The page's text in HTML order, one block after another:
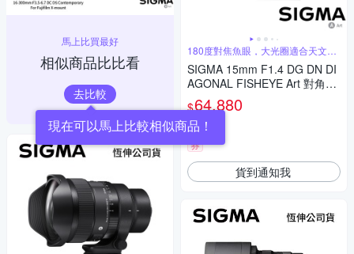
馬上比買最好
相似商品比比看
去比較
現在可以馬上比較相似商品！
180度對焦魚眼，大光圈適合天文攝
SIGMA 15mm F1.4 DG DN DI
AGONAL FISHEYE Art 對角魚
眼鏡頭 (公司貨) 全片幅無反微
單眼鏡頭 適合拍攝星空、銀
河、螢火蟲
$64,880
券
貨到通知我